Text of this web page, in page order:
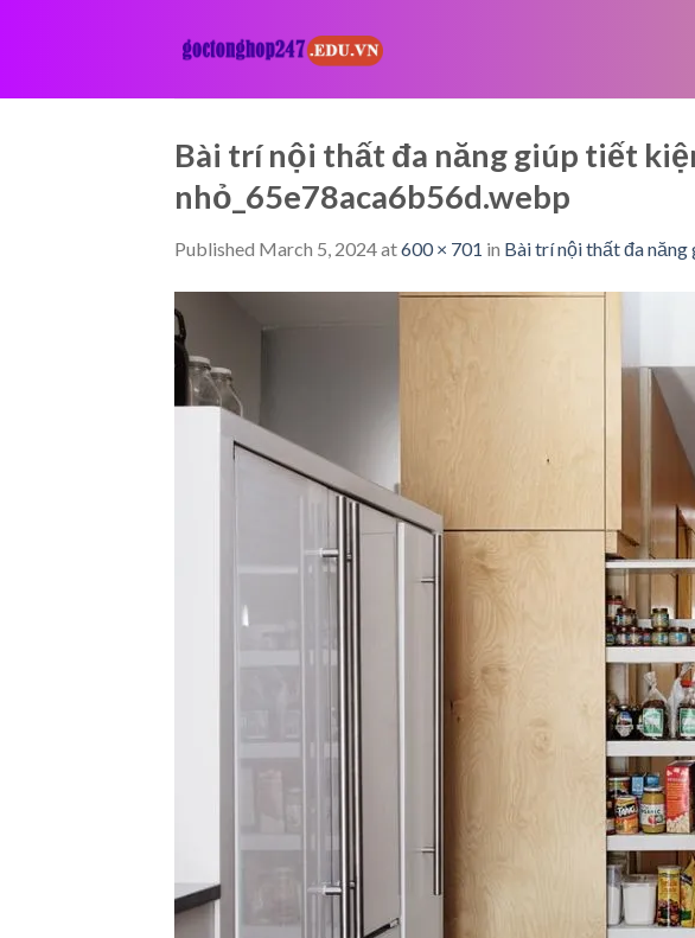
Bài trí nội thất đa năng giúp tiết
nhỏ_65e78aca6b56d.webp
Published March 5, 2024at600 × 701 in Bài trí nội thất đa năng